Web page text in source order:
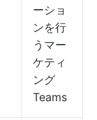
ーショ
ンを行
うマー
ケティ
ング
Teams